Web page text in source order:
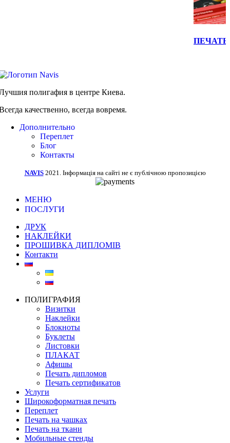
полигафия в центре Киева.
качественно, всегда вовремя.
Дополнительно
Переплет
Блог
Контакты
NAVIS 2021. Інформація на сайті не є публічною пропозицією
МЕНЮ
ПОСЛУГИ
ДРУК
НАКЛЕЙКИ
ПРОШИВКА ДИПЛОМІВ
Контакти
ПОЛИГРАФИЯ
Визитки
Наклейки
Блокноты
Буклеты
Листовки
ПЛАКАТ
Афишы
Печать дипломов
Печать сертификатов
Услуги
Широкоформатная печать
Переплет
Печать на чашках
Печать на ткани
Мобильные стенды